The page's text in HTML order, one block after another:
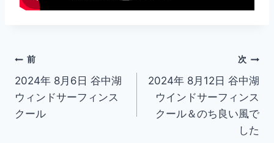
投
稿
ナ
前
2024年 8月6日 谷中湖
ウィンドサーフィンス
クール
次
2024年 8月12日 谷中湖
ウインドサーフィンス
クール＆のち良い風で
した